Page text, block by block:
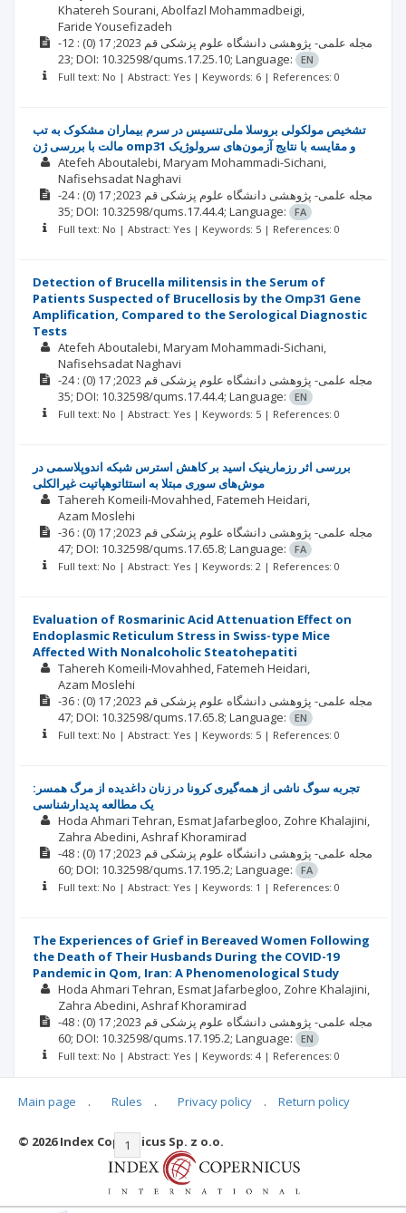
Khatereh Sourani Abolfazl Mohammadbeigi
Faride Yousefizadeh
مجله علمی- پژوهشی دانشگاه علوم پزشکی قم 2023; 17
(0)
: 12-
23; DOI: 10.32598/qums.17.25.10; Language:
EN
Full text: No | Abstract: Yes | Keywords: 6 | References: 0
تشخیص مولکولی بروسلا ملی‌تنسیس در سرم بیماران مشکوک به تب
مالت با بررسی ژن omp31 و مقایسه با نتایج آزمون‌های سرولوژیک
Atefeh Aboutalebi Maryam Mohammadi-Sichani
Nafisehsadat Naghavi
مجله علمی- پژوهشی دانشگاه علوم پزشکی قم 2023; 17
(0)
: 24-
35; DOI: 10.32598/qums.17.44.4; Language:
FA
Full text: No | Abstract: Yes | Keywords: 5 | References: 0
Detection of Brucella militensis in the Serum of
Patients Suspected of Brucellosis by the Omp31 Gene
Amplification, Compared to the Serological Diagnostic
Tests
Atefeh Aboutalebi Maryam Mohammadi-Sichani
Nafisehsadat Naghavi
مجله علمی- پژوهشی دانشگاه علوم پزشکی قم 2023; 17
(0)
: 24-
35; DOI: 10.32598/qums.17.44.4; Language:
EN
Full text: No | Abstract: Yes | Keywords: 5 | References: 0
بررسی اثر رزمارینیک اسید بر کاهش استرس شبکه اندوپلاسمی در
موش‌های سوری مبتلا به استئاتوهپاتیت غیرالکلی
Tahereh Komeili-Movahhed Fatemeh Heidari
Azam Moslehi
مجله علمی- پژوهشی دانشگاه علوم پزشکی قم 2023; 17
(0)
: 36-
47; DOI: 10.32598/qums.17.65.8; Language:
FA
Full text: No | Abstract: Yes | Keywords: 2 | References: 0
Evaluation of Rosmarinic Acid Attenuation Effect on
Endoplasmic Reticulum Stress in Swiss-type Mice
Affected With Nonalcoholic Steatohepatiti
Tahereh Komeili-Movahhed Fatemeh Heidari
Azam Moslehi
مجله علمی- پژوهشی دانشگاه علوم پزشکی قم 2023; 17
(0)
: 36-
47; DOI: 10.32598/qums.17.65.8; Language:
EN
Full text: No | Abstract: Yes | Keywords: 5 | References: 0
تجربه سوگ ناشی از همه‌گیری کرونا در زنان داغدیده از مرگ همسر:
یک مطالعه پدیدارشناسی
Hoda Ahmari Tehran Esmat Jafarbegloo Zohre Khalajini
Zahra Abedini Ashraf Khoramirad
مجله علمی- پژوهشی دانشگاه علوم پزشکی قم 2023; 17
(0)
: 48-
60; DOI: 10.32598/qums.17.195.2; Language:
FA
Full text: No | Abstract: Yes | Keywords: 1 | References: 0
The Experiences of Grief in Bereaved Women Following
the Death of Their Husbands During the COVID-19
Pandemic in Qom, Iran: A Phenomenological Study
Hoda Ahmari Tehran Esmat Jafarbegloo Zohre Khalajini
Zahra Abedini Ashraf Khoramirad
مجله علمی- پژوهشی دانشگاه علوم پزشکی قم 2023; 17
(0)
: 48-
60; DOI: 10.32598/qums.17.195.2; Language:
EN
Full text: No | Abstract: Yes | Keywords: 4 | References: 0
|< << 1 2 3 4
Main page . Rules . Privacy policy . Return policy
© 2026 Index Copernicus Sp. z o.o.